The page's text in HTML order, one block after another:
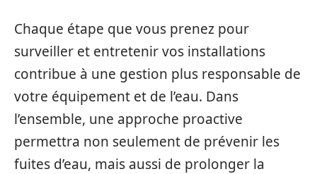
Chaque étape que vous prenez pour
surveiller et entretenir vos installations
contribue à une gestion plus responsable de
votre équipement et de l’eau. Dans
l’ensemble, une approche proactive
permettra non seulement de prévenir les
fuites d’eau, mais aussi de prolonger la